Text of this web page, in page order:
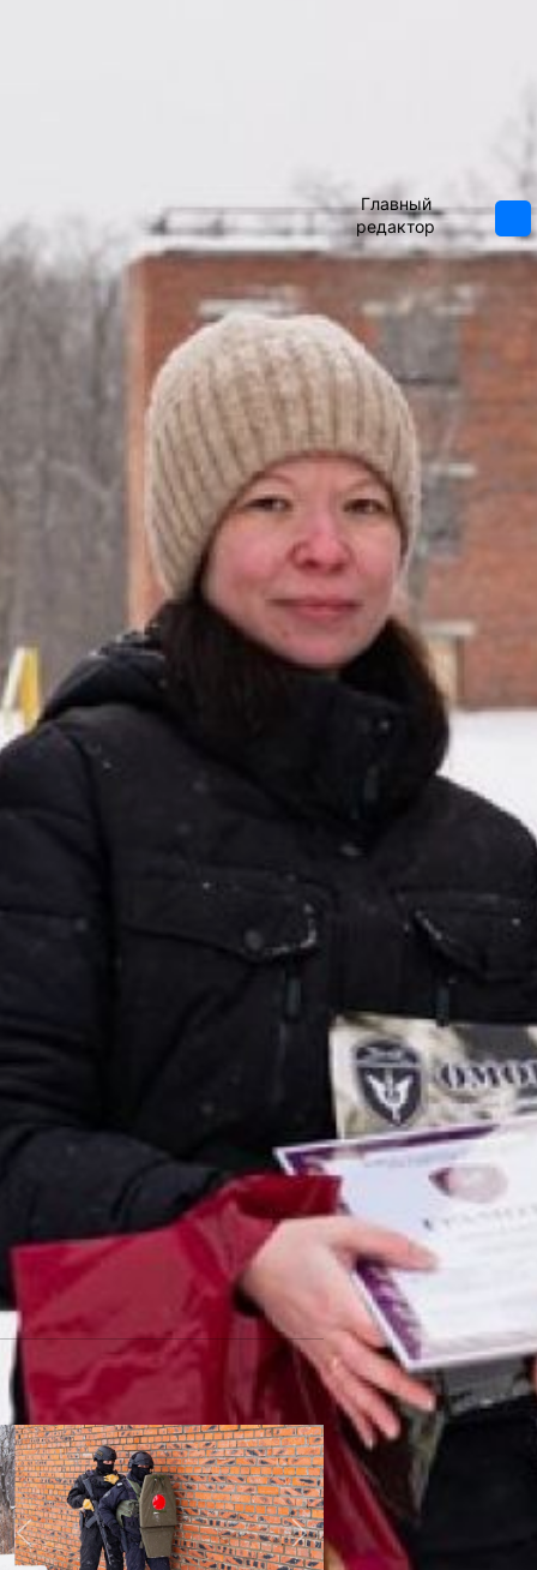
эфире «Радио хорошего настроения
101.8 FM».
росгвардия 2022
Наградой для победительницы стало
маленькое приключение – ей
предложили провести один день в
спецподразделении. Там Анна не
только подержала в руках стрелковое
оружие, но и приняла участие в
учебной специальной операции
сотрудников ОМОН «Тигр». Дама
задерживала преступников на
автомобиле и в здании, используя
альпинистское снаряжение.
Говоря откровенно, в то, что хрупкая
дама справится со всеми
предложенными ей испытаниями,
кисейные. Она с азартом стреляла из
холостыми, маскировалась в засаде,
стреляла по мишеням и даже попала,
росгвардия
- Эмоции сложно передать, для меня
деятельности. За один день я не
изнутри, но и приняла в ней участие.
Мне даже удалось попасть по
мишеням! Теперь я тоже немного
защитник Отечества, – поделилась
Кстати, рядом с девушкой всегда
находился её муж, которые после
признался, что очень горд своей
супругой.
Антонина Сайко Фото Сергей Демидов
Салют на 23 февраля 2022 в
Хабаровске: будет громко -
читайте по
ссылке
Previous Next
Главный
редактор